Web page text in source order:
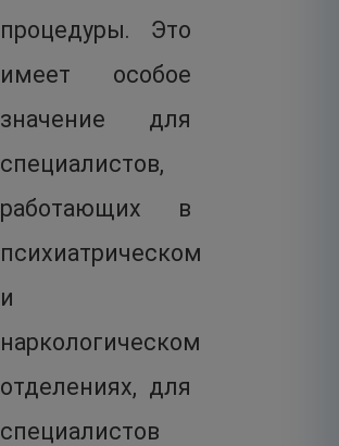
процедуры. Это
имеет особое
значение для
специалистов,
работающих в
психиатрическом
и
наркологическом
отделениях, для
специалистов